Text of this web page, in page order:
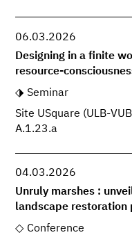
06.03.2026
Designing in a finite
resource-
Seminar
Site USquare (ULB-
A.1.23.a
04.03.2026
Unruly marshes :
landscape restoration
Conference